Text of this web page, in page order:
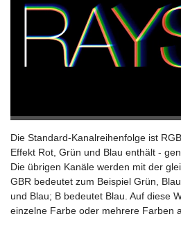
Die Standard-Kanalreihenfolge ist
Effekt Rot, Grün und Blau enthält -
Die übrigen Kanäle werden mit der
GBR bedeutet zum Beispiel Grün,
und Blau; B bedeutet Blau. Auf diese
einzelne Farbe oder mehrere Farben